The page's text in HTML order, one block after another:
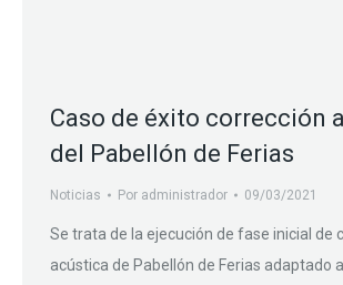
Caso de éxito corrección
del Pabellón de Ferias
Noticias Por administrador 09/03/2021
Se trata de la ejecución de fase inicial de
acústica de Pabellón de Ferias adaptado